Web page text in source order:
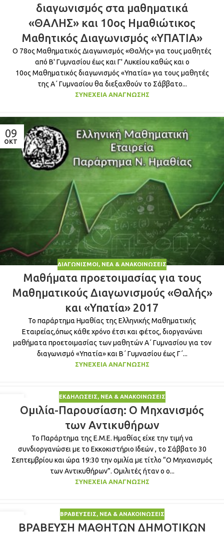
διαγωνισμός στα μαθηματικά
«ΘΑΛΗΣ» και 10ος Ημαθιώτικος
Μαθητικός Διαγωνισμός «ΥΠΑΤΙΑ»
Ο 78ος Μαθηματικός Διαγωνισμός «Θαλής» για τους μαθητές
από Β' Γυμνασίου έως και Γ' Λυκείου καθώς και ο
10ος Μαθηματικός διαγωνισμός «Υπατία» για τους μαθητές
της Α΄ Γυμνασίου θα διεξαχθούν το Σάββατο...
ΣΥΝΈΧΕΙΑ ΑΝΆΓΝΩΣΗΣ
09
ΟΚΤ
ΔΙΑΓΩΝΙΣΜΟΊ , ΝΈΑ & ΑΝΑΚΟΙΝΏΣΕΙΣ
Μαθήματα προετοιμασίας για τους
Μαθηματικούς Διαγωνισμούς «Θαλής»
και «Υπατία» 2017
Το παράρτημα Ημαθίας της Ελληνικής Μαθηματικής
Εταιρείας,όπως κάθε χρόνο έτσι και φέτος, διοργανώνει
μαθήματα προετοιμασίας των μαθητών Α΄ Γυμνασίου για τον
διαγωνισμό «Υπατία» και Β΄ Γυμνασίου έως Γ΄...
ΣΥΝΈΧΕΙΑ ΑΝΆΓΝΩΣΗΣ
ΕΚΔΗΛΏΣΕΙΣ, ΝΈΑ & ΑΝΑΚΟΙΝΏΣΕΙΣ
Ομιλία-Παρουσίαση: Ο Μηχανισμός
των Αντικυθήρων
Το Παράρτημα της Ε.Μ.Ε. Ημαθίας είχε την τιμή να
συνδιοργανώσει με το Εκκοκιστήριο Ιδεών , το Σάββατο 30
Σεπτεμβρίου και ώρα 19:30 την ομιλία με τίτλο “Ο Μηχανισμός
των Αντικυθήρων”. Ομιλιτές ήταν ο ο...
ΣΥΝΈΧΕΙΑ ΑΝΆΓΝΩΣΗΣ
ΒΡΑΒΕΎΣΕΙΣ, ΝΈΑ & ΑΝΑΚΟΙΝΏΣΕΙΣ
ΒΡΑΒΕΥΣΗ ΜΑΘΗΤΩΝ ΔΗΜΟΤΙΚΩΝ